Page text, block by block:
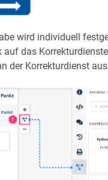
wird individuell
das
der Korrekturdienst